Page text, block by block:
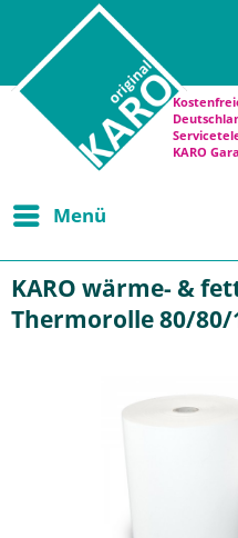
KARO
Menü
KARO wärme- &
Thermorolle 80/80/